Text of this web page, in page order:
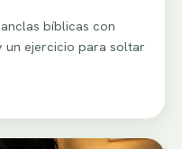
bíblicas con
ejercicio para soltar